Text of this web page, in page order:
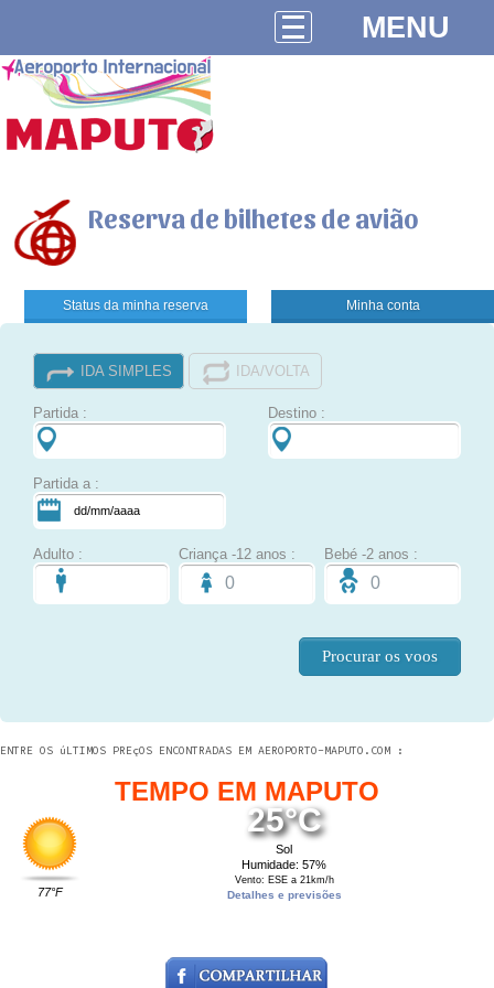
MENU
Reserva de bilhetes de avião
Status da minha reserva Minha conta
IDA SIMPLES IDA/VOLTA
Partida : Destino :
Partida a :
Adulto : Criança -12 anos : Bebé -2 anos :
ENTRE OS úLTIMOS PREçOS ENCONTRADAS EM AEROPORTO-MAPUTO.COM :
TEMPO EM MAPUTO
77°F
25°C
Sol
Humidade: 57%
Vento: ESE a 21km/h
Detalhes e previsões